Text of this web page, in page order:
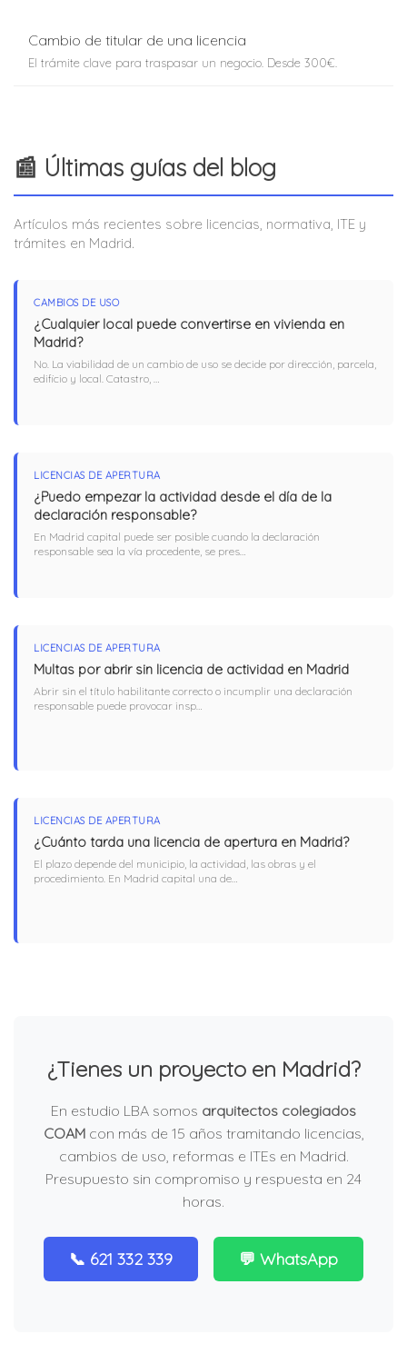
Cambio de titular de una licencia
El trámite clave para traspasar un negocio. Desde 300€.
📰 Últimas guías del blog
Artículos más recientes sobre licencias, normativa, ITE y
trámites en Madrid.
CAMBIOS DE USO
¿Cualquier local puede convertirse en vivienda en
Madrid?
No. La viabilidad de un cambio de uso se decide por dirección, parcela,
edificio y local. Catastro, …
LICENCIAS DE APERTURA
¿Puedo empezar la actividad desde el día de la
declaración responsable?
En Madrid capital puede ser posible cuando la declaración
responsable sea la vía procedente, se pres…
LICENCIAS DE APERTURA
Multas por abrir sin licencia de actividad en Madrid
Abrir sin el título habilitante correcto o incumplir una declaración
responsable puede provocar insp…
LICENCIAS DE APERTURA
¿Cuánto tarda una licencia de apertura en Madrid?
El plazo depende del municipio, la actividad, las obras y el
procedimiento. En Madrid capital una de…
¿Tienes un proyecto en Madrid?
En estudio LBA somos arquitectos colegiados
COAMcon más de 15 años tramitando licencias,
cambios de uso, reformas e ITEs en Madrid.
Presupuesto sin compromiso y respuesta en 24
horas.
📞 621 332 339 💬 WhatsApp